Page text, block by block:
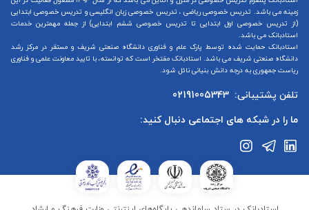
زمینه می باشد. تدریس خصوصی ریاضی ، تدریس خصوصی زبان انگلیسیو تدریس خصوصی ابتدایی
(از تدریس خصوصی اول ابتدایی تا تدریس خصوصی ششم ابتدایی) از جمله مهمترین خدمات
استادبانک می باشد.
استادبانک حمایت شده توسط پارک علم و فناوری دانشگاه صنعتی شریف و مستقر در مرکز رشد
دانشگاه صنعتی شریف می باشد. استادبانک مفتخر است که توانسته، با تایید معاونت علمی و فناوری
ریاست جمهوری به درجه دانش بنیانی نائل شود.
تلفن پشتیبانی: 02191005343
ما را در شبکه های اجتماعی دنبال کنید: